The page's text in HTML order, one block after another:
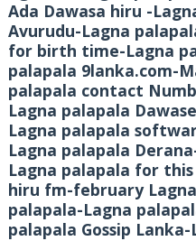
Ada Dawasa hiru -
Avurudu-Lagna
for birth time-Lagna
palapala 9lanka.com-
palapala contact
Lagna palapala
Lagna palapala
Lagna palapala
Lagna palapala for
hiru fm-february
palapala-Lagna
palapala Gossip